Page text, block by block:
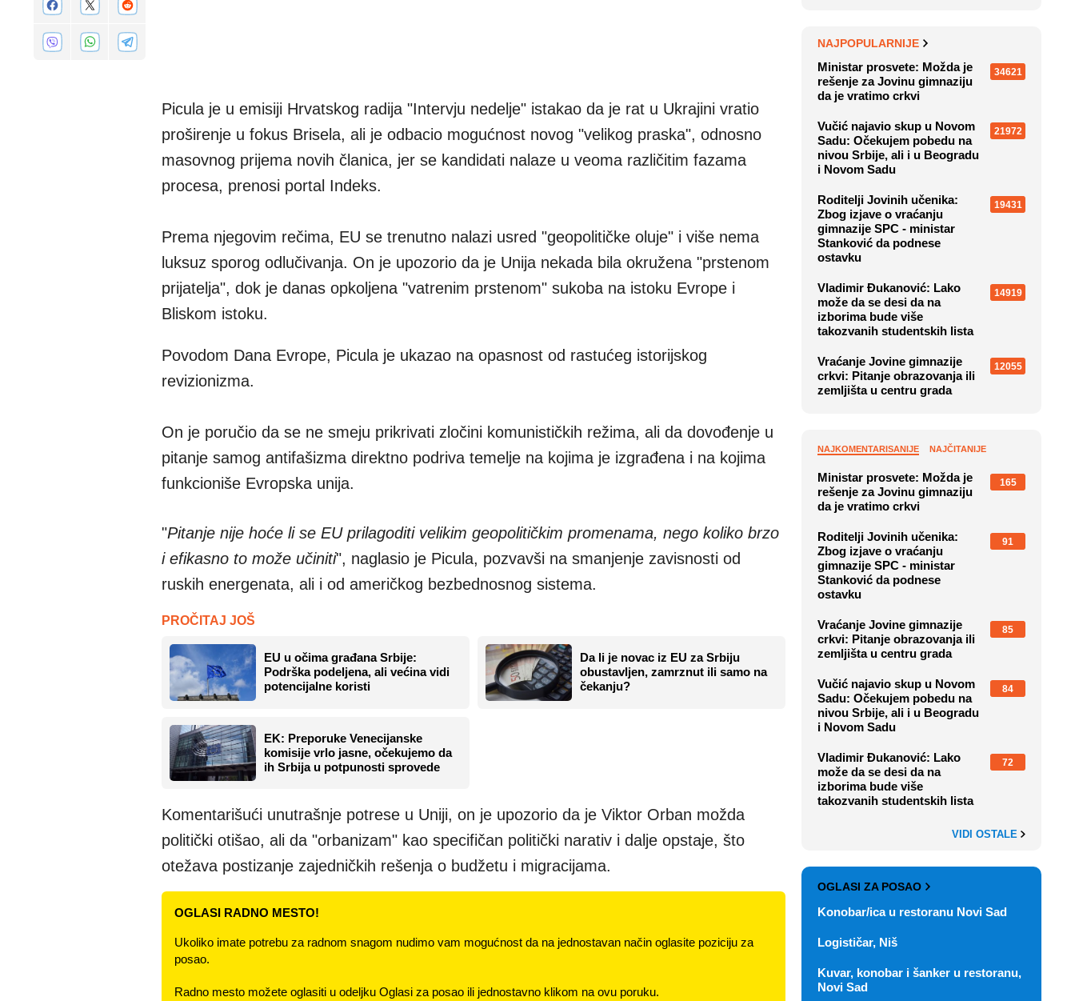
Picula je u emisiji Hrvatskog radija "Intervju nedelje" istakao da je rat u Ukrajini vratio
proširenje u fokus Brisela, ali je odbacio mogućnost novog "velikog praska", odnosno
masovnog prijema novih članica, jer se kandidati nalaze u veoma različitim fazama
procesa, prenosi portal Indeks.
Prema njegovim rečima, EU se trenutno nalazi usred "geopolitičke oluje" i više nema
luksuz sporog odlučivanja. On je upozorio da je Unija nekada bila okružena "prstenom
prijatelja", dok je danas opkoljena "vatrenim prstenom" sukoba na istoku Evrope i
Bliskom istoku.
Povodom Dana Evrope, Picula je ukazao na opasnost od rastućeg istorijskog
revizionizma.
On je poručio da se ne smeju prikrivati zločini komunističkih režima, ali da dovođenje u
pitanje samog antifašizma direktno podriva temelje na kojima je izgrađena i na kojima
funkcioniše Evropska unija.
"Pitanje nije hoće li se EU prilagoditi velikim geopolitičkim promenama, nego koliko brzo
i efikasno to može učiniti", naglasio je Picula, pozvavši na smanjenje zavisnosti od
ruskih energenata, ali i od američkog bezbednosnog sistema.
PROČITAJ JOŠ
EU u očima građana Srbije:
Podrška podeljena, ali većina vidi
potencijalne koristi
Da li je novac iz EU za Srbiju
obustavljen, zamrznut ili samo na
čekanju?
EK: Preporuke Venecijanske
komisije vrlo jasne, očekujemo da
ih Srbija u potpunosti sprovede
Komentarišući unutrašnje potrese u Uniji, on je upozorio da je Viktor Orban možda
politički otišao, ali da "orbanizam" kao specifičan politički narativ i dalje opstaje, što
otežava postizanje zajedničkih rešenja o budžetu i migracijama.
OGLASI RADNO MESTO!
Ukoliko imate potrebu za radnom snagom nudimo vam mogućnost da na jednostavan način oglasite poziciju za
posao.
Radno mesto možete oglasiti u odeljku Oglasi za posao ili jednostavno klikom na ovu poruku.
NAJPOPULARNIJE
Ministar prosvete: Možda je
rešenje za Jovinu gimnaziju
da je vratimo crkvi
34621
Vučić najavio skup u Novom
Sadu: Očekujem pobedu na
nivou Srbije, ali i u Beogradu
i Novom Sadu
21972
Roditelji Jovinih učenika:
Zbog izjave o vraćanju
gimnazije SPC - ministar
Stanković da podnese
ostavku
19431
Vladimir Đukanović: Lako
može da se desi da na
izborima bude više
takozvanih studentskih lista
14919
Vraćanje Jovine gimnazije
crkvi: Pitanje obrazovanja ili
zemljišta u centru grada
12055
NAJKOMENTARISANIJE NAJČITANIJE
Ministar prosvete: Možda je
rešenje za Jovinu gimnaziju
da je vratimo crkvi
165
Roditelji Jovinih učenika:
Zbog izjave o vraćanju
gimnazije SPC - ministar
Stanković da podnese
ostavku
91
Vraćanje Jovine gimnazije
crkvi: Pitanje obrazovanja ili
zemljišta u centru grada
85
Vučić najavio skup u Novom
Sadu: Očekujem pobedu na
nivou Srbije, ali i u Beogradu
i Novom Sadu
84
Vladimir Đukanović: Lako
može da se desi da na
izborima bude više
takozvanih studentskih lista
72
VIDI OSTALE
OGLASI ZA POSAO
Konobar/ica u restoranu Novi Sad
Logističar, Niš
Kuvar, konobar i šanker u restoranu,
Novi Sad